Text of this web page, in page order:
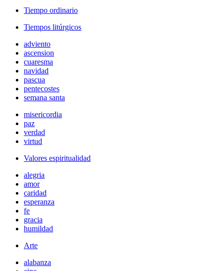
Tiempo ordinario
Tiempos litúrgicos
adviento
ascension
cuaresma
navidad
pascua
pentecostes
semana santa
misericordia
paz
verdad
virtud
Valores espiritualidad
alegria
amor
caridad
esperanza
fe
gracia
humildad
Arte
alabanza